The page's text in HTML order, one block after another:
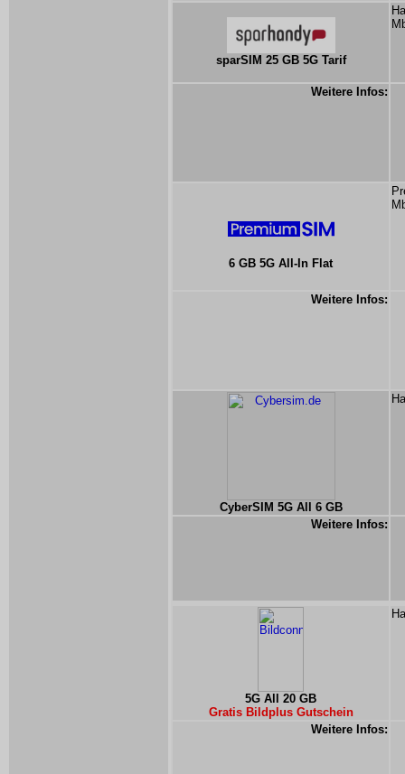
sparSIM 25 GB 5G Tarif
Weitere Infos:
6 GB 5G All-In Flat
Weitere Infos:
CyberSIM 5G All 6 GB
Weitere Infos:
5G All 20 GB
Gratis Bildplus Gutschein
Weitere Infos: